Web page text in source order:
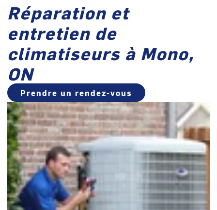
Réparation et
entretien de
climatiseurs à Mono,
ON
Prendre un rendez-vous